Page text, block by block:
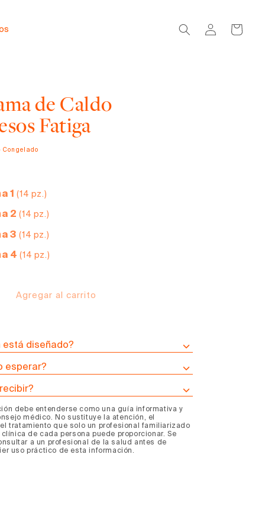
sesión
Carrito
de Caldo
Fatiga
Congelado
1(14 pz.)
2(14 pz.)
3(14 pz.)
4(14 pz.)
Agregar al carrito
está diseñado?
esperar?
debe entenderse como una guía informativa y
médico. No sustituye la atención, el
tratamiento que solo un profesional familiarizado
de cada persona puede proporcionar. Se
a un profesional de la salud antes de
uso práctico de esta información.